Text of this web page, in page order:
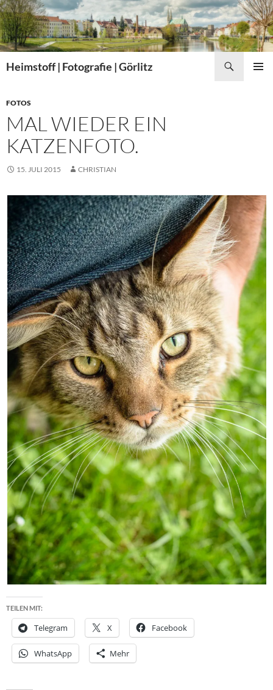
Zum
Inhalt
springen
Heimstoff | Fotografie | Görlitz
FOTOS
MAL WIEDER EIN
KATZENFOTO.
15. JULI 2015 CHRISTIAN
TEILEN MIT:
Telegram X Facebook
WhatsApp Mehr